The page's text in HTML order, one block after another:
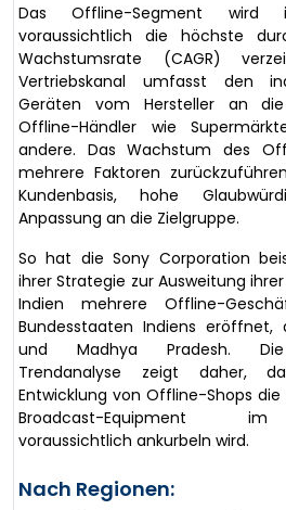
Das Offline-Segment wird
voraussichtlich die höchste
Wachstumsrate (CAGR)
Vertriebskanal umfasst den
Geräten vom Hersteller an
Offline-Händler wie
andere. Das Wachstum des
mehrere Faktoren
Kundenbasis, hohe
Anpassung an die Zielgruppe.
So hat die Sony Corporation
ihrer Strategie zur Ausweitung
Indien mehrere Offline-
Bundesstaaten Indiens eröffnet,
und Madhya Pradesh. Die
Trendanalyse zeigt daher,
Entwicklung von Offline-Shops
Broadcast-Equipment im
voraussichtlich ankurbeln wird.
Nach Regionen: